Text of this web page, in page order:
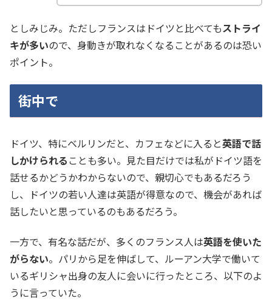
としみじみ。ただしフランスはドイツと比べてもストライ
キが多いので、身動きが取れなくなることがあるのは恐い
ポイント。
街中で
ドイツ、特にベルリンだと、カフェなどに入ると英語で話
しかけられる ことも多い。見た目だけでは私がドイツ語を
話せるかどうかわからないので、親切心でもあるだろう
し、ドイツの若い人達は英語が得意なので、機会があれば
話したいと思っているのもあるだろう。
一方で、有名な話だが、多くのフランス人は英語を使いた
がらない。パリから足を伸ばして、ルーアン大学で働いて
いるギリシャ出身の友人に会いに行ったところ、以下のよ
うに言っていた。